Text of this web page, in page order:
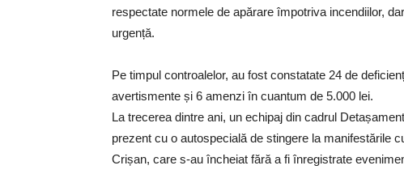
respectate normele de apărare împotriva incendiilor,
urgență.
Pe timpul controalelor, au fost constatate 24 de
avertismente și 6 amenzi în cuantum de 5.000 lei.
La trecerea dintre ani, un echipaj din cadrul
prezent cu o autospecială de stingere la manifestările
Crișan, care s-au încheiat fără a fi înregistrate